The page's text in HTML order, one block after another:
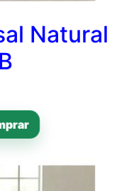
Natural